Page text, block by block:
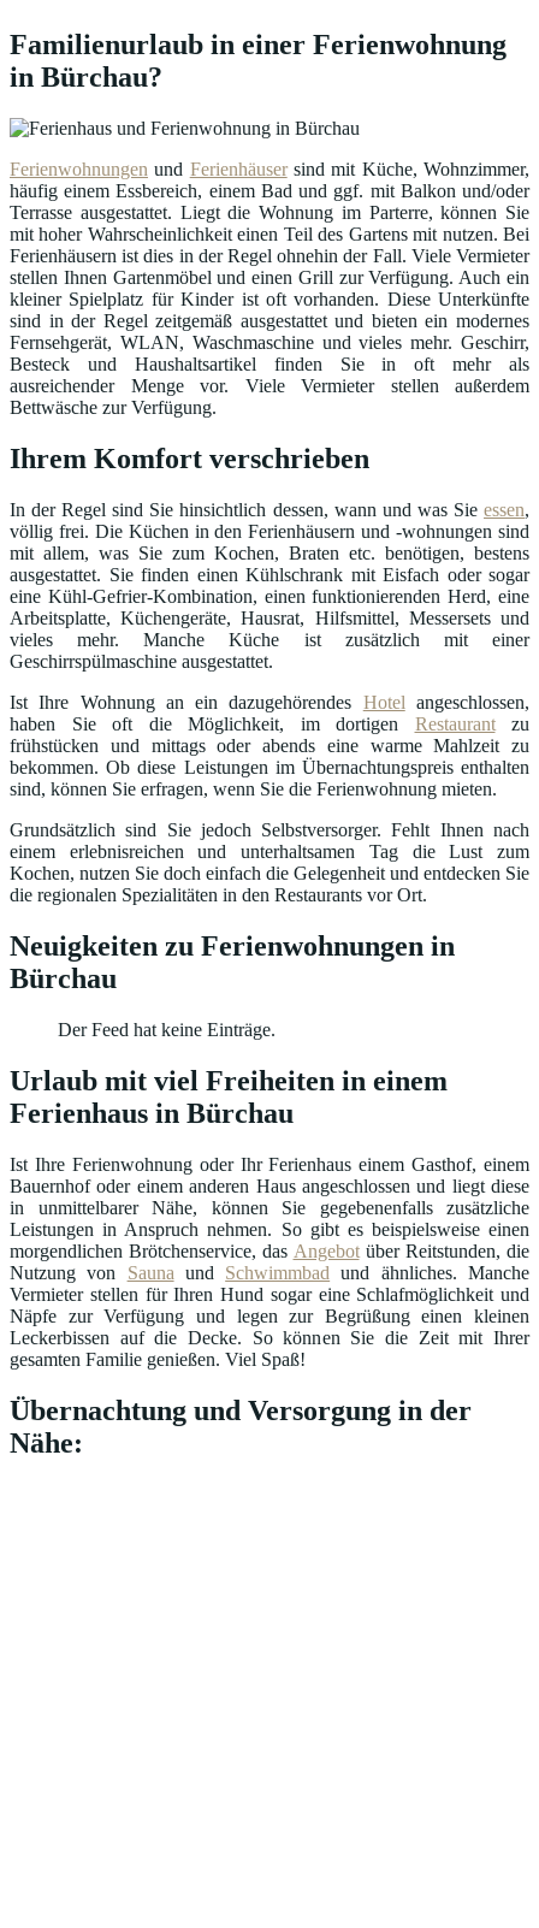
Familienurlaub in einer Ferienwohnung
in Bürchau?
Ferienwohnungen und Ferienhäusersind mit Küche, Wohnzimmer,
häufig einem Essbereich, einem Bad und ggf. mit Balkon und/oder
Terrasse ausgestattet. Liegt die Wohnung im Parterre, können Sie
mit hoher Wahrscheinlichkeit einen Teil des Gartens mit nutzen. Bei
Ferienhäusern ist dies in der Regel ohnehin der Fall. Viele Vermieter
stellen Ihnen Gartenmöbel und einen Grill zur Verfügung. Auch ein
kleiner Spielplatz für Kinder ist oft vorhanden. Diese Unterkünfte
sind in der Regel zeitgemäß ausgestattet und bieten ein modernes
Fernsehgerät, WLAN, Waschmaschine und vieles mehr. Geschirr,
Besteck und Haushaltsartikel finden Sie in oft mehr als
ausreichender Menge vor. Viele Vermieter stellen außerdem
Bettwäsche zur Verfügung.
Ihrem Komfort verschrieben
In der Regel sind Sie hinsichtlich dessen, wann und was Sie essen,
völlig frei. Die Küchen in den Ferienhäusern und -wohnungen sind
mit allem, was Sie zum Kochen, Braten etc. benötigen, bestens
ausgestattet. Sie finden einen Kühlschrank mit Eisfach oder sogar
eine Kühl-Gefrier-Kombination, einen funktionierenden Herd, eine
Arbeitsplatte, Küchengeräte, Hausrat, Hilfsmittel, Messersets und
vieles mehr. Manche Küche ist zusätzlich mit einer
Geschirrspülmaschine ausgestattet.
Ist Ihre Wohnung an ein dazugehörendes Hotel angeschlossen,
haben Sie oft die Möglichkeit, im dortigen Restaurantzu
frühstücken und mittags oder abends eine warme Mahlzeit zu
bekommen. Ob diese Leistungen im Übernachtungspreis enthalten
sind, können Sie erfragen, wenn Sie die Ferienwohnung mieten.
Grundsätzlich sind Sie jedoch Selbstversorger. Fehlt Ihnen nach
einem erlebnisreichen und unterhaltsamen Tag die Lust zum
Kochen, nutzen Sie doch einfach die Gelegenheit und entdecken Sie
die regionalen Spezialitäten in den Restaurants vor Ort.
Neuigkeiten zu Ferienwohnungen in
Bürchau
Der Feed hat keine Einträge.
Urlaub mit viel Freiheiten in einem
Ferienhaus in Bürchau
Ist Ihre Ferienwohnung oder Ihr Ferienhaus einem Gasthof, einem
Bauernhof oder einem anderen Haus angeschlossen und liegt diese
in unmittelbarer Nähe, können Sie gegebenenfalls zusätzliche
Leistungen in Anspruch nehmen. So gibt es beispielsweise einen
morgendlichen Brötchenservice, das Angebotüber Reitstunden, die
Nutzung von Sauna und Schwimmbad und ähnliches. Manche
Vermieter stellen für Ihren Hund sogar eine Schlafmöglichkeit und
Näpfe zur Verfügung und legen zur Begrüßung einen kleinen
Leckerbissen auf die Decke. So können Sie die Zeit mit Ihrer
gesamten Familie genießen. Viel Spaß!
Übernachtung und Versorgung in der
Nähe: